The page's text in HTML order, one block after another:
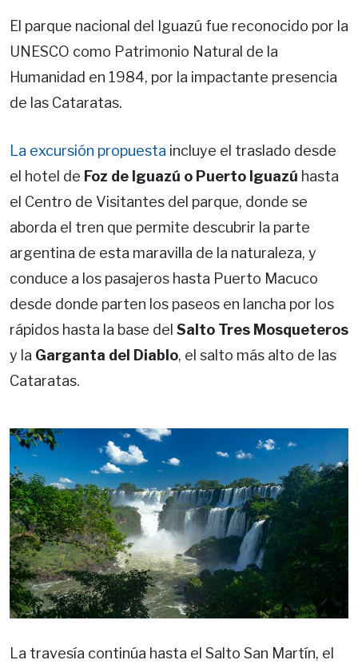
El parque nacional del Iguazú fue reconocido por la
UNESCO como Patrimonio Natural de la
Humanidad en 1984, por la impactante presencia
de las Cataratas.
La excursión propuesta incluye el traslado desde
el hotel de Foz de Iguazú o Puerto Iguazú hasta
el Centro de Visitantes del parque, donde se
aborda el tren que permite descubrir la parte
argentina de esta maravilla de la naturaleza, y
conduce a los pasajeros hasta Puerto Macuco
desde donde parten los paseos en lancha por los
rápidos hasta la base del Salto Tres Mosqueteros
y la Garganta del Diablo, el salto más alto de las
Cataratas.
La travesía continúa hasta el Salto San Martín, el